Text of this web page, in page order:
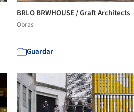
BRLO BRWHOUSE / Graft Architects
Obras
Guardar